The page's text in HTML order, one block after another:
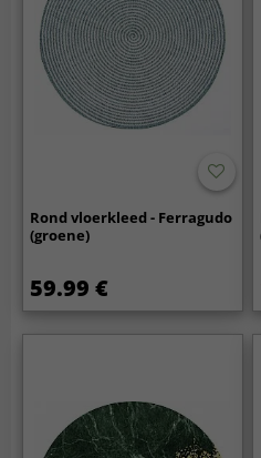
Rond vloerkleed - Ferragudo
(groene)
59.99 €